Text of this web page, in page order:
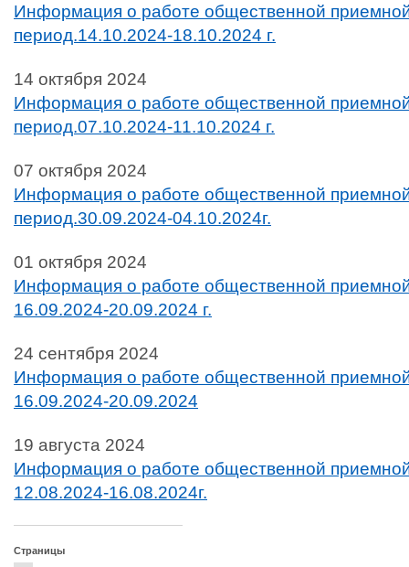
Информация о работе общественной
период.14.10.2024-18.10.2024 г.
14 октября 2024
Информация о работе общественной
период.07.10.2024-11.10.2024 г.
07 октября 2024
Информация о работе общественной
период.30.09.2024-04.10.2024г.
01 октября 2024
Информация о работе общественной
16.09.2024-20.09.2024 г.
24 сентября 2024
Информация о работе общественной
16.09.2024-20.09.2024
19 августа 2024
Информация о работе общественной
12.08.2024-16.08.2024г.
Страницы